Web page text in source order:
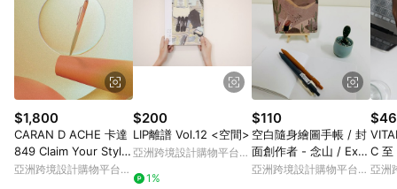
運費，攤位費等不具贈點資格。 9. LINE 購物站上之商品規格、
顏色、價位、贈品如與 Pinkoi 商品資訊頁及購物車不符，以
Pinkoi 購物商品資訊頁及購物車標示為準。 10. 點數紅包使用規
則請以點數紅包活動說明為準。 11. 若於 LINE 購物前往 Pinkoi
頁面後才首次下載 Pinkoi APP 並完成訂單，不符合導購資格；承
上，首次下載 Pinkoi APP 後，需透過 LINE 購物前往 Pinkoi 頁
面，方享導購資格。
$1,800
CARAN D ACHE 卡達
849 Claim Your Style
V - 日光石粉 免費刻字
亞洲跨境設計購物平台
$200
LIP離譜 Vol.12 <空間>
亞洲跨境設計購物平台
1%
$110
空白隨身繪圖手帳 / 封
面創作者 - 念山 / Expl
ore
亞洲跨境設計購物平台
C 至
器 -
亞洲